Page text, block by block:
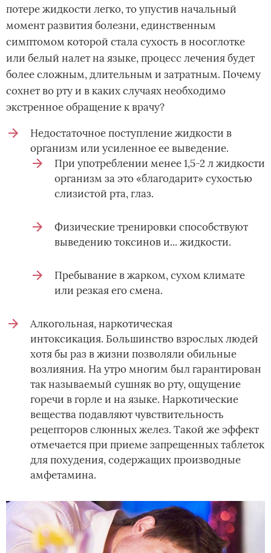
потере жидкости легко, то упустив начальный
момент развития болезни, единственным
симптомом которой стала сухость в носоглотке
или белый налет на языке, процесс лечения будет
более сложным, длительным и затратным. Почему
сохнет во рту и в каких случаях необходимо
экстренное обращение к врачу?
Недостаточное поступление жидкости в
организм или усиленное ее выведение.
При употреблении менее 1,5-2 л жидкости
организм за это «благодарит» сухостью
слизистой рта, глаз.
Физические тренировки способствуют
выведению токсинов и... жидкости.
Пребывание в жарком, сухом климате
или резкая его смена.
Алкогольная, наркотическая
интоксикация. Большинство взрослых людей
хотя бы раз в жизни позволяли обильные
возлияния. На утро многим был гарантирован
так называемый сушняк во рту, ощущение
горечи в горле и на языке. Наркотические
вещества подавляют чувствительность
рецепторов слюнных желез. Такой же эффект
отмечается при приеме запрещенных таблеток
для похудения, содержащих производные
амфетамина.